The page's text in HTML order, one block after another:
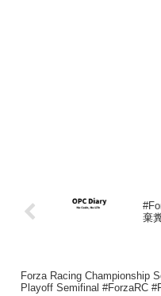
棄
Forza Racing Championship
Playoff Semifinal #ForzaRC